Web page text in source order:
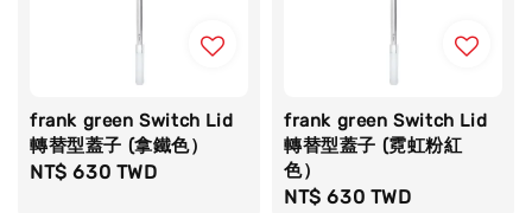
frank green Switch Lid
轉替型蓋子 (拿鐵色）
Regular
NT$ 630 TWD
frank green Switch Lid
轉替型蓋子 (霓虹粉紅
色）
Regular
NT$ 630 TWD